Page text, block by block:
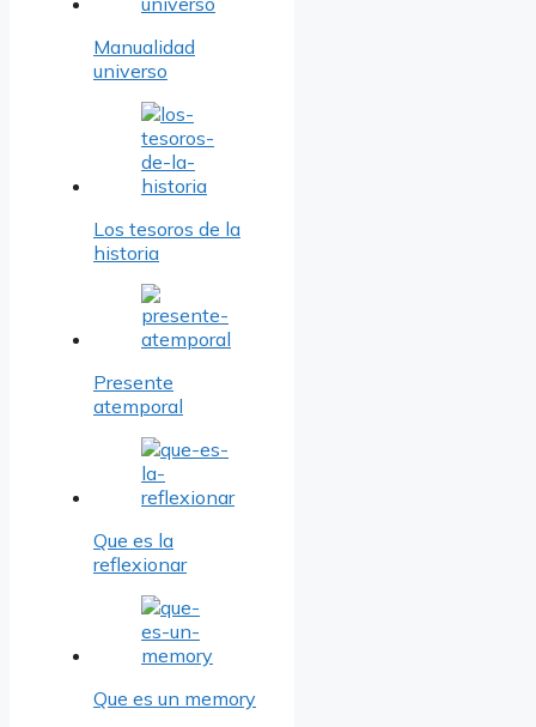
Manualidad
universo
Los tesoros de la
historia
Presente
atemporal
Que es la
reflexionar
Que es un memory